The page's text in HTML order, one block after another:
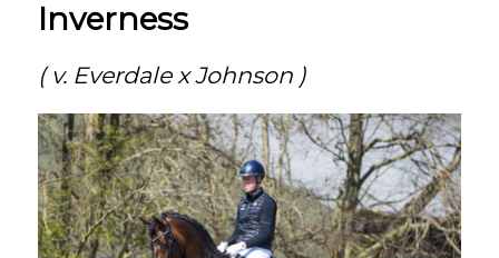
Inverness
( v. Everdale x Johnson )